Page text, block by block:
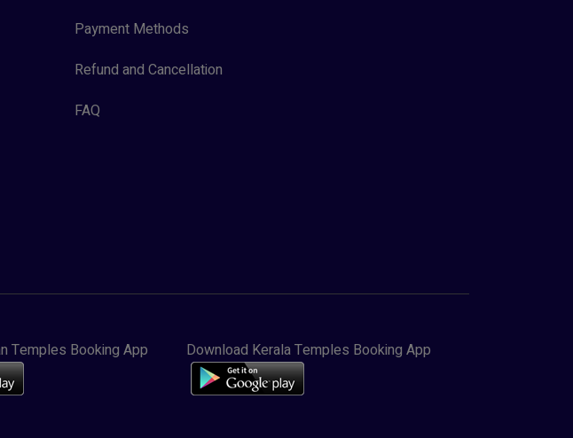
Payment Methods
Refund and Cancellation
FAQ
Temples Booking App Download Kerala Temples Booking App